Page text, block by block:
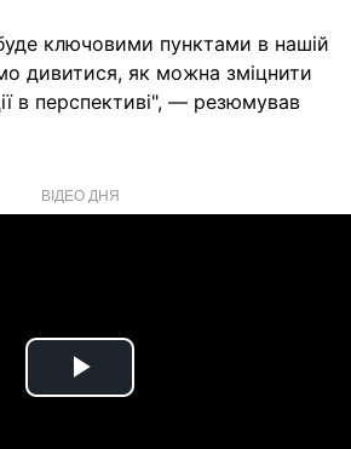
ключовими пунктами в нашій
дивитися, як можна зміцнити
в перспективі", — резюмував
ВІДЕО ДНЯ
Play